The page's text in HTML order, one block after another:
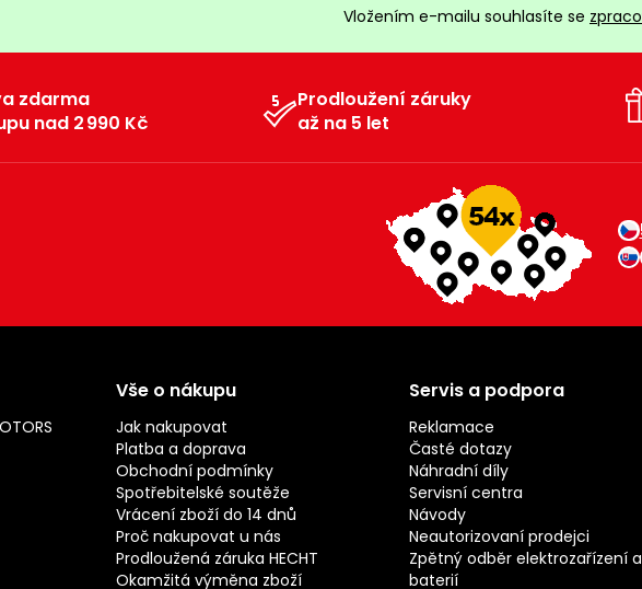
Vložením e-mailu souhlasíte se
zdarma
nad 2 990 Kč
Prodloužení záruky
až na 5 let
Vše o nákupu
Jak nakupovat
Platba a doprava
Obchodní podmínky
Spotřebitelské soutěže
Vrácení zboží do 14 dnů
Proč nakupovat u nás
Prodloužená záruka HECHT
Okamžitá výměna zboží
Servis a podpora
Reklamace
Časté dotazy
Náhradní díly
Servisní centra
Návody
Neautorizovaní prodejci
Zpětný odběr elektrozařízení a
baterií